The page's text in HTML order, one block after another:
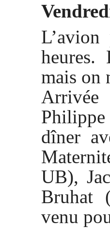
heures.
mais on
Arrivée
dîner
UB),
Bruhat
venu